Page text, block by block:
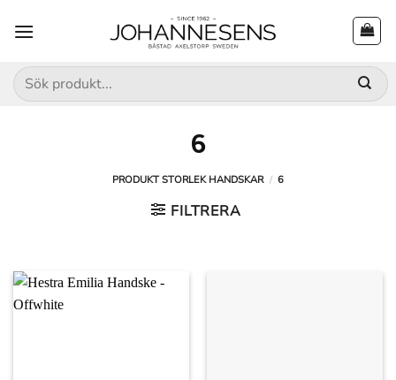
Sök
efter:
6
PRODUKT STORLEK HANDSKAR / 6
FILTRERA